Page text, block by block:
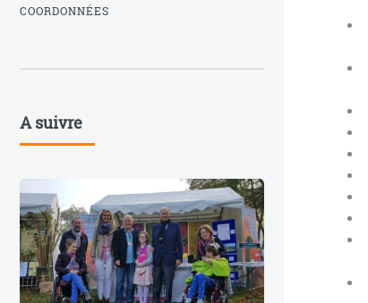
COORDONNÉES
A suivre